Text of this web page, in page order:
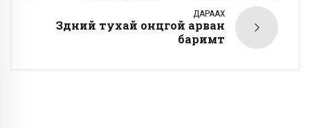
ДАРААХ
Зүүдний тухай онцгой арван
баримт